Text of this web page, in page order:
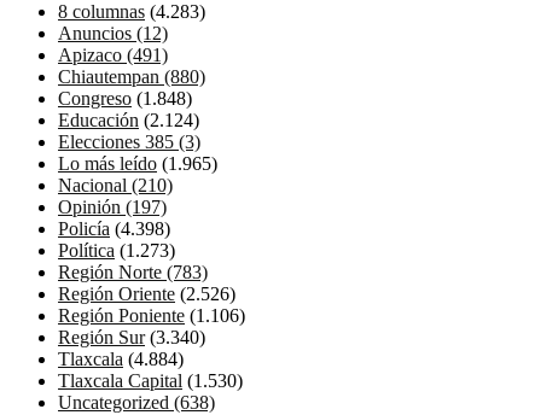
8 columnas (4.283)
Anuncios (12)
Apizaco (491)
Chiautempan (880)
Congreso (1.848)
Educación (2.124)
Elecciones 385 (3)
Lo más leído (1.965)
Nacional (210)
Opinión (197)
Policía (4.398)
Política (1.273)
Región Norte (783)
Región Oriente (2.526)
Región Poniente (1.106)
Región Sur(3.340)
Tlaxcala (4.884)
Tlaxcala Capital (1.530)
Uncategorized (638)